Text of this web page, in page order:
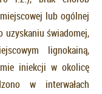
lub ogólnej
uzyskaniu świadomej,
lignokainą,
iniekcji w okolicę
w interwałach